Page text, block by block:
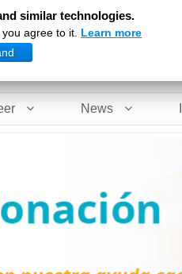
similar technologies.
agree to it. Learn more
News